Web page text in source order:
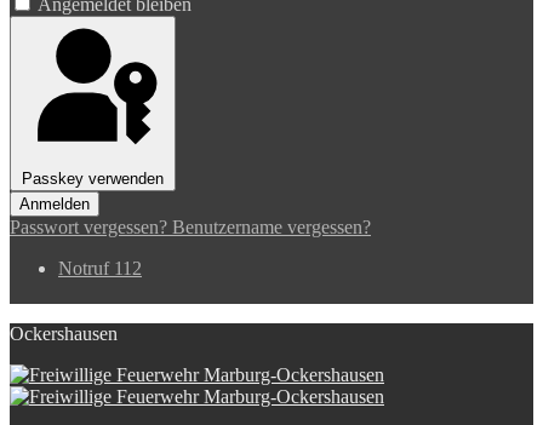
Passkey verwenden
Anmelden
Passwort vergessen? Benutzername vergessen?
Notruf 112
Ockershausen